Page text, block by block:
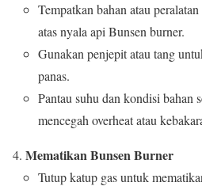
Tempatkan bahan atau
atas nyala api Bunsen burner.
Gunakan penjepit atau tang
panas.
Pantau suhu dan kondisi bahan
mencegah overheat atau
Mematikan Bunsen Burner
Tutup katup gas untuk